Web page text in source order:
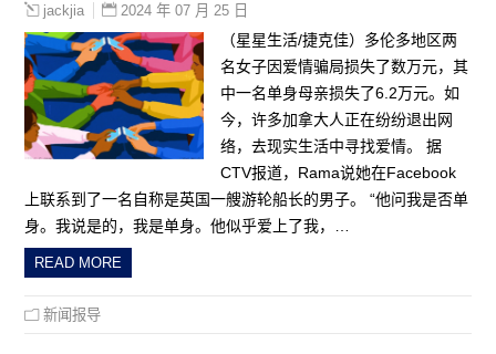
jackjia 2024 年 07 月 25 日
（星星生活/捷克佳）多伦多地区两
名女子因爱情骗局损失了数万元，其
中一名单身母亲损失了6.2万元。如
今，许多加拿大人正在纷纷退出网
络，去现实生活中寻找爱情。 据
CTV报道，Rama说她在Facebook
上联系到了一名自称是英国一艘游轮船长的男子。 “他问我是否单
身。我说是的，我是单身。他似乎爱上了我，…
READ MORE
新闻报导